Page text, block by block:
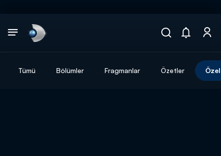
Tümü Bölümler Fragmanlar Özetler